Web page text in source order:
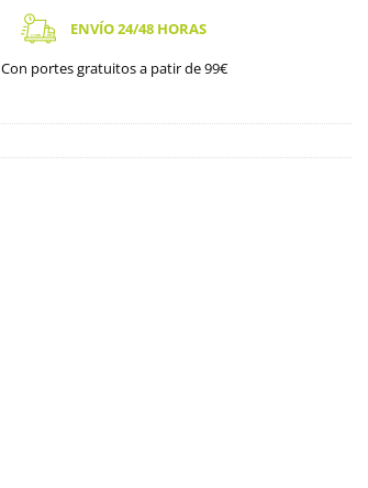
ENVÍO 24/48 HORAS
Con portes gratuitos a patir de 99€